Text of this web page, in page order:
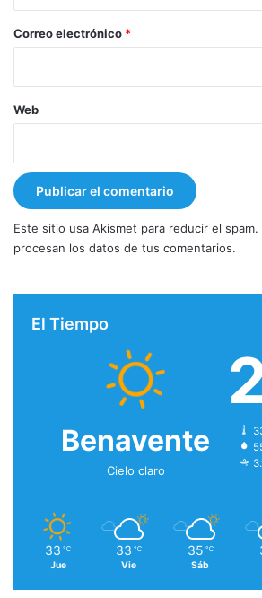
*
Correo electrónico *
Web
Este sitio usa Akismet para reducir el spam.
procesan los datos de tus comentarios.
El Tiempo
Benavente
Cielo claro
33 ℃
Jue
33 ℃
Vie
35 ℃
Sáb